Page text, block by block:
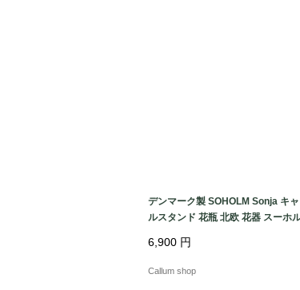
デンマーク製 SOHOLM Sonja キ
ルスタンド 花瓶 北欧 花器 スーホ
731 ig4995
6,900 円
Callum shop